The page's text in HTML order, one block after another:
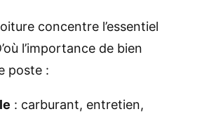
concentre l’essentiel
l’importance de bien
poste :
: carburant, entretien,